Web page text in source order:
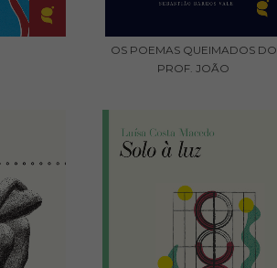
OS POEMAS QUEIMADOS DO
PROF. JOÃO